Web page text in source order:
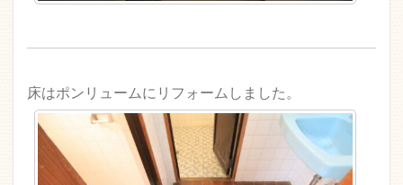
床はポンリュームにリフォームしました。